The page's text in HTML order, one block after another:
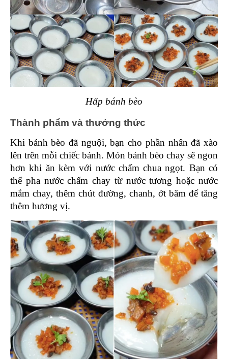
Hấp bánh bèo
Thành phẩm và thưởng thức
Khi bánh bèo đã nguội, bạn cho phần nhân đã xào
lên trên mỗi chiếc bánh. Món bánh bèo chay sẽ ngon
hơn khi ăn kèm với nước chấm chua ngọt. Bạn có
thể pha nước chấm chay từ nước tương hoặc nước
mắm chay, thêm chút đường, chanh, ớt băm để tăng
thêm hương vị.